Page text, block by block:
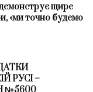
щире
«ми точно будемо
РУСІ –
№5600